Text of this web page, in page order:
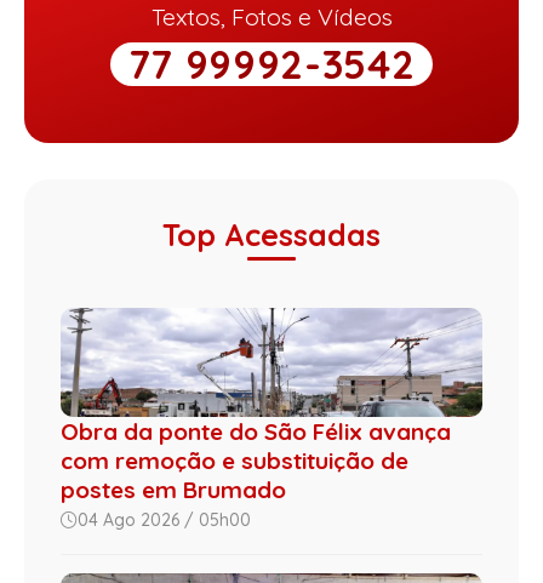
Textos, Fotos e Vídeos
77 99992-3542
Top Acessadas
Obra da ponte do São Félix avança
com remoção e substituição de
postes em Brumado
04 Ago 2026 / 05h00